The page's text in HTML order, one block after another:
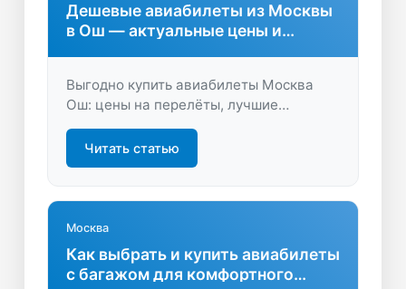
Дешевые авиабилеты из Москвы
в Ош — актуальные цены и
Выгодно купить авиабилеты Москва
Ош: цены на перелёты, лучшие
Удобный поиск и сравнение вариантов
— планируйте путешествие с
Читать статью
Москва
Как выбрать и купить авиабилеты
с багажом для комфортного